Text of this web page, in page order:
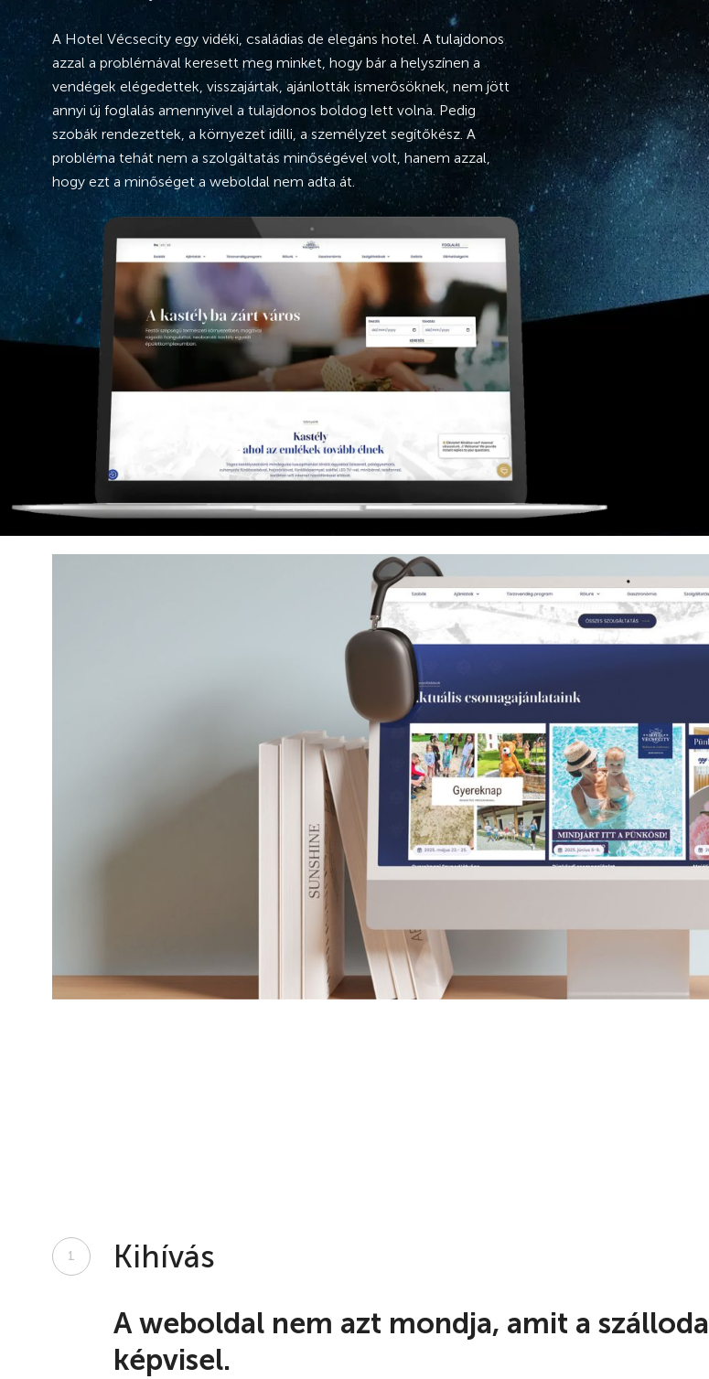
A Hotel Vécsecity egy vidéki, családias de elegáns hotel. A tulajdonos
azzal a problémával keresett meg minket, hogy bár a helyszínen a
vendégek elégedettek, visszajártak, ajánlották ismerősöknek, nem jött
annyi új foglalás amennyivel a tulajdonos boldog lett volna. Pedig
szobák rendezettek, a környezet idilli, a személyzet segítőkész. A
probléma tehát nem a szolgáltatás minőségével volt, hanem azzal,
hogy ezt a minőséget a weboldal nem adta át.
1 Kihívás
A weboldal nem azt mondja, amit a szálloda
képvisel.